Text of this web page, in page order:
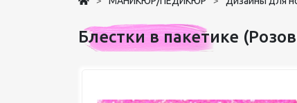
НАРАЩИВАНИЕ РЕСНИЦ
ШУГАРИНГ/
Блестки в пакетике